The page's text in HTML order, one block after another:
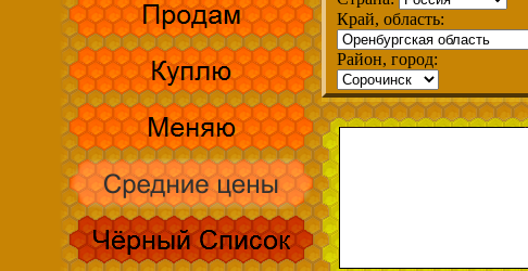
Край, область:
Район, город: